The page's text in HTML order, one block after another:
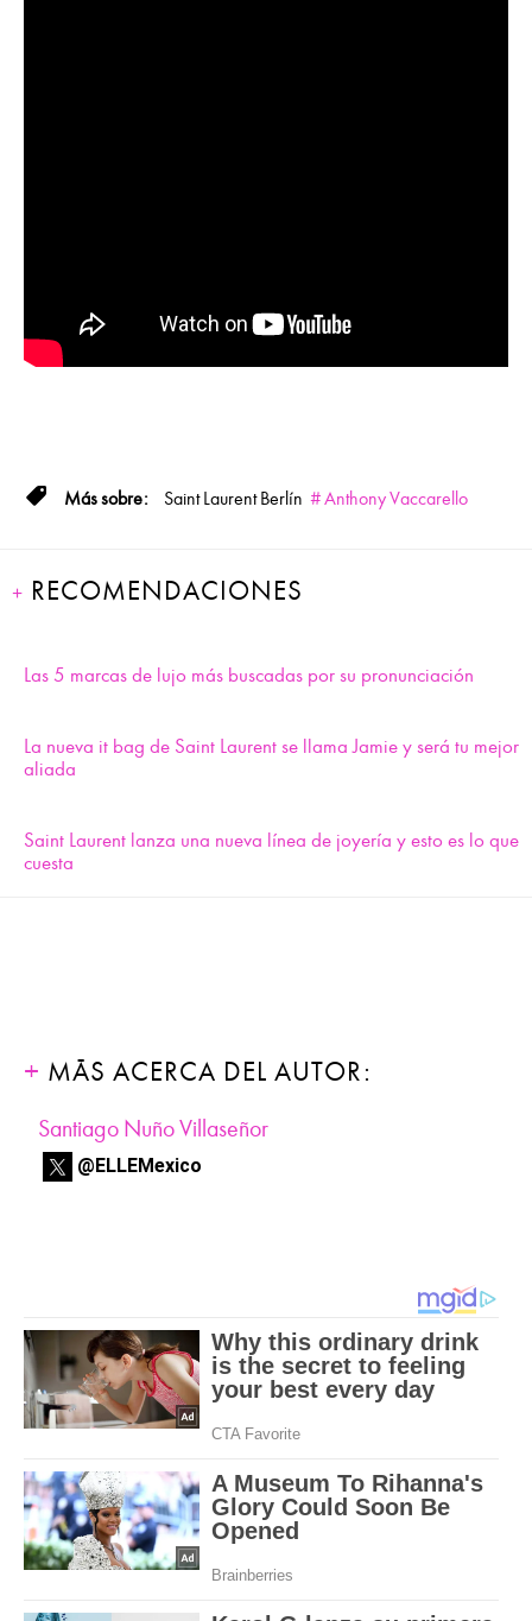
Saint Laurent Berlín Anthony Vaccarello
RECOMENDACIONES
Las 5 marcas de lujo más buscadas por su pronunciación
La nueva it bag de Saint Laurent se llama Jamie y será tu mejor
aliada
Saint Laurent lanza una nueva línea de joyería y esto es lo que
cuesta
MÁS ACERCA DEL AUTOR:
Santiago Nuño Villaseñor
@ELLEMexico